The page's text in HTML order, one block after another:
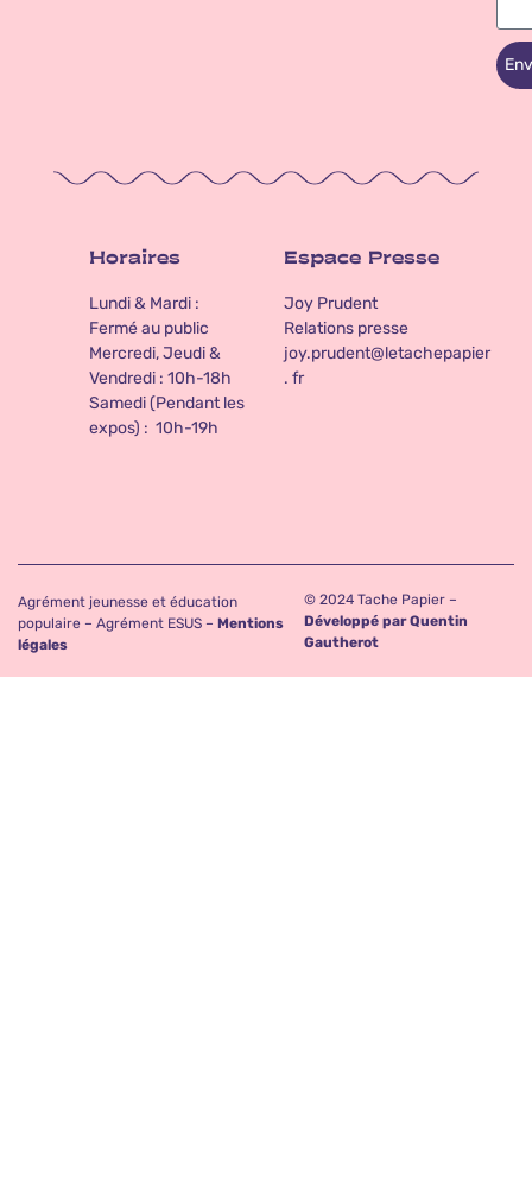
Horaires
Lundi & Mardi :
Fermé au public
Mercredi, Jeudi &
Vendredi : 10h-18h
Samedi (Pendant les
expos) : 10h-19h
Espace Presse
Joy Prudent
Relations presse
joy.prudent@letachepapier
. fr
Agrément jeunesse et éducation
populaire – Agrément ESUS – Mentions
légales
© 2024 Tache Papier –
Développé par Quentin
Gautherot